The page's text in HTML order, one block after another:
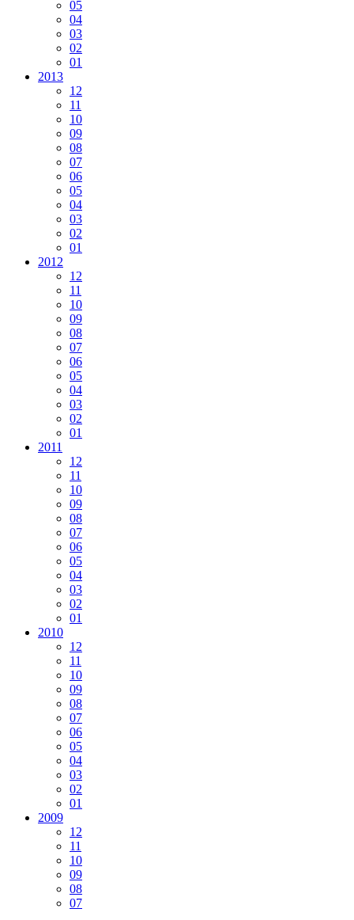
05
04
03
02
01
2013
12
11
10
09
08
07
06
05
04
03
02
01
2012
12
11
10
09
08
07
06
05
04
03
02
01
2011
12
11
10
09
08
07
06
05
04
03
02
01
2010
12
11
10
09
08
07
06
05
04
03
02
01
2009
12
11
10
09
08
07